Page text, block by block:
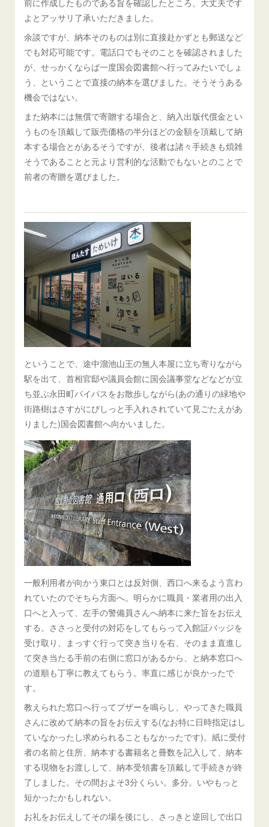
よとアッサリ了承いただきました。
余談ですが、納本そのものは別に直接赴かずとも郵送など
でも対応可能です。電話口でもそのことを確認されました
が、せっかくならば一度国会図書館へ行ってみたいでしょ
う、ということで直接の納本を選びました。そうそうある
機会ではない。
また納本には無償で寄贈する場合と、納入出版代償金とい
うものを頂戴して販売価格の半分ほどの金額を頂戴して納
本する場合とがあるそうですが、後者は諸々手続きも煩雑
そうであることと元より営利的な活動でもないとのことで
前者の寄贈を選びました。
ということで、途中溜池山王の無人本屋に立ち寄りながら
駅を出て、首相官邸や議員会館に国会議事堂などなどが立
ち並ぶ永田町バイパスをお散歩しながら(あの通りの緑地や
街路樹はさすがにびしっと手入れされていて見ごたえがあ
りました)国会図書館へ向かいました。
一般利用者が向かう東口とは反対側、西口へ来るよう言わ
れていたのでそちら方面へ。明らかに職員・業者用の出入
口へと入って、左手の警備員さんへ納本に来た旨をお伝え
する。ささっと受付の対応をしてもらって入館証バッジを
受け取り、まっすぐ行って突き当りを右、そのまま直進し
て突き当たる手前の右側に窓口があるから、と納本窓口へ
の道順も丁寧に教えてもらう。率直に感じが良かったで
す。
教えられた窓口へ行ってブザーを鳴らし、やってきた職員
さんに改めて納本の旨をお伝えする(なお特に日時指定はし
ていなかったし求められることもなかったです)。紙に受付
者の名前と住所、納本する書籍名と冊数を記入して、納本
する現物をお渡しして、納本受領書を頂戴して手続きが終
了しました。その間およそ3分くらい。多分。いやもっと
短かったかもしれない。
お礼をお伝えしてその場を後にし、さっきと逆回しで出口